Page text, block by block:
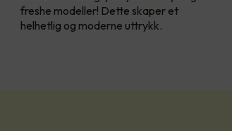
freshe modeller! Dette skaper et
helhetlig og moderne uttrykk.